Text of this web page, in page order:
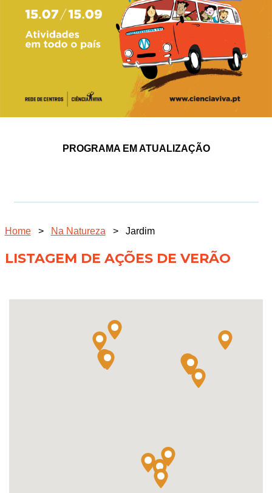
PROGRAMA EM ATUALIZAÇÃO
Home > Na Natureza > Jardim
LISTAGEM DE AÇÕES DE VERÃO